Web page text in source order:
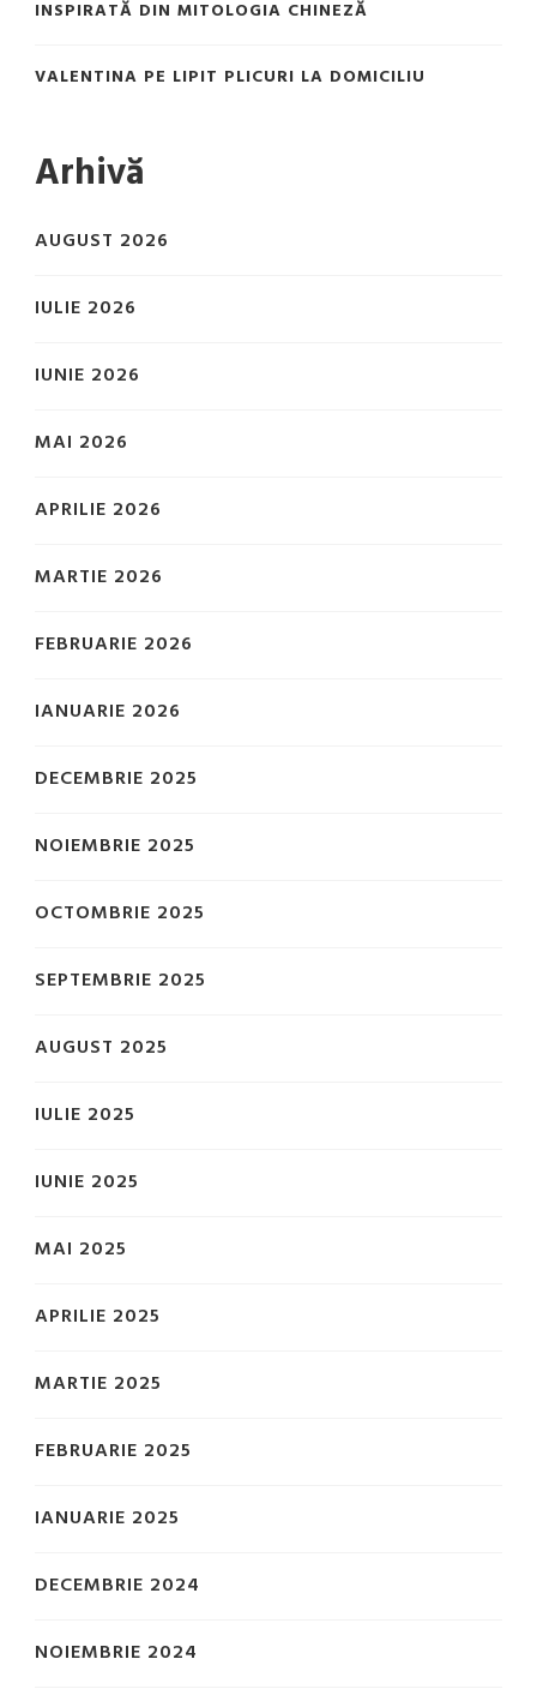
INSPIRATĂ DIN MITOLOGIA CHINEZĂ
VALENTINA PE LIPIT PLICURI LA DOMICILIU
Arhivă
AUGUST 2026
IULIE 2026
IUNIE 2026
MAI 2026
APRILIE 2026
MARTIE 2026
FEBRUARIE 2026
IANUARIE 2026
DECEMBRIE 2025
NOIEMBRIE 2025
OCTOMBRIE 2025
SEPTEMBRIE 2025
AUGUST 2025
IULIE 2025
IUNIE 2025
MAI 2025
APRILIE 2025
MARTIE 2025
FEBRUARIE 2025
IANUARIE 2025
DECEMBRIE 2024
NOIEMBRIE 2024